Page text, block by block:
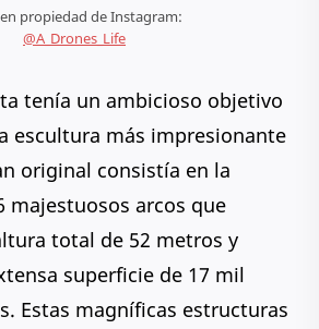
propiedad de Instagram:
@A_Drones_Life
tenía un ambicioso objetivo
escultura más impresionante
original consistía en la
majestuosos arcos que
total de 52 metros y
superficie de 17 mil
Estas magníficas estructuras